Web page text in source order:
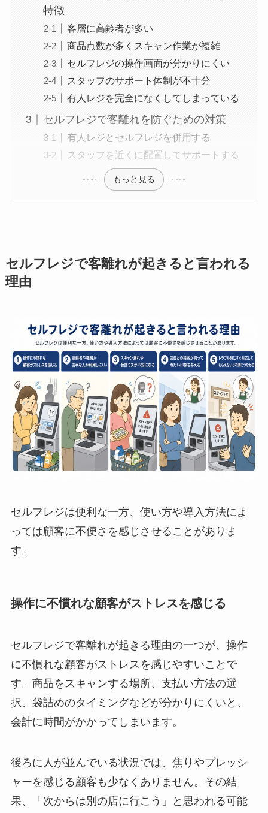
特徴
客層に高齢者が多い
商品点数が多くスキャン作業が複雑
セルフレジの操作画面が分かりにくい
スタッフのサポート体制が不十分
有人レジを完全になくしてしまっている
セルフレジで客離れを防ぐための対策
有人レジとセルフレジを併用する
スタッフを近くに配置してサポートする
もっと見る
セルフレジで客離れが起きると言われる
理由
セルフレジは便利な一方、使い方や導入方法によ
っては顧客に不便さを感じさせることがありま
す。
操作に不慣れな顧客がストレスを感じる
セルフレジで客離れが起きる理由の一つが、操作
に不慣れな顧客がストレスを感じやすいことで
す。商品をスキャンする場所、支払い方法の選
択、袋詰めのタイミングなどが分かりにくいと、
会計に時間がかかってしまいます。
後ろに人が並んでいる状況では、焦りやプレッシ
ャーを感じる顧客も少なくありません。その結
果、「次からは別の店に行こう」と思われる可能